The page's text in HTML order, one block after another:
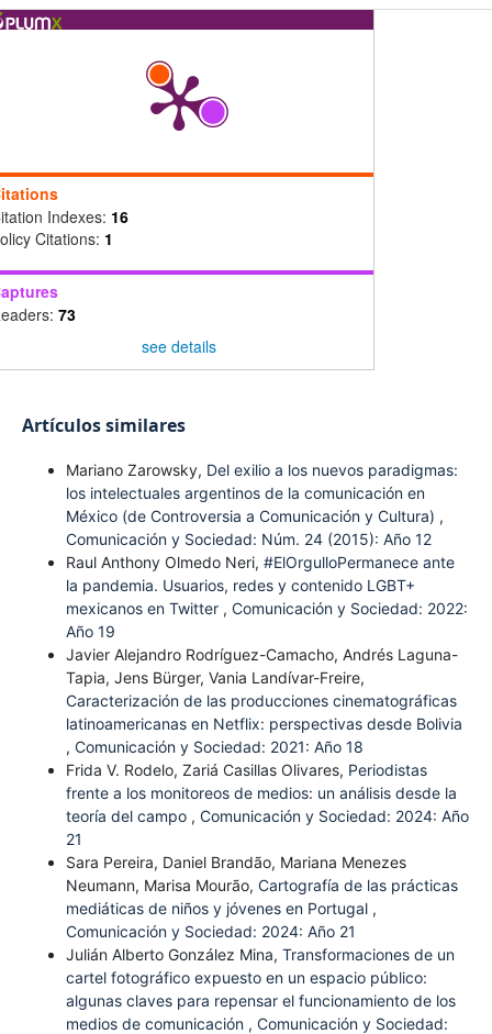
Indexes: 16
Citations: 1
73
see details
Artículos similares
Mariano Zarowsky, Del exilio a los nuevos paradigmas:
los intelectuales argentinos de la comunicación en
México (de Controversia a Comunicación y Cultura) ,
Comunicación y Sociedad: Núm. 24 (2015): Año 12
Raul Anthony Olmedo Neri, #ElOrgulloPermanece ante
la pandemia. Usuarios, redes y contenido LGBT+
mexicanos en Twitter , Comunicación y Sociedad: 2022:
Año 19
Javier Alejandro Rodríguez-Camacho, Andrés Laguna-
Tapia, Jens Bürger, Vania Landívar-Freire,
Caracterización de las producciones cinematográficas
latinoamericanas en Netflix: perspectivas desde Bolivia
, Comunicación y Sociedad: 2021: Año 18
Frida V. Rodelo, Zariá Casillas Olivares, Periodistas
frente a los monitoreos de medios: un análisis desde la
teoría del campo , Comunicación y Sociedad: 2024: Año
21
Sara Pereira, Daniel Brandão, Mariana Menezes
Neumann, Marisa Mourão, Cartografía de las prácticas
mediáticas de niños y jóvenes en Portugal ,
Comunicación y Sociedad: 2024: Año 21
Julián Alberto González Mina, Transformaciones de un
cartel fotográfico expuesto en un espacio público:
algunas claves para repensar el funcionamiento de los
medios de comunicación , Comunicación y Sociedad: